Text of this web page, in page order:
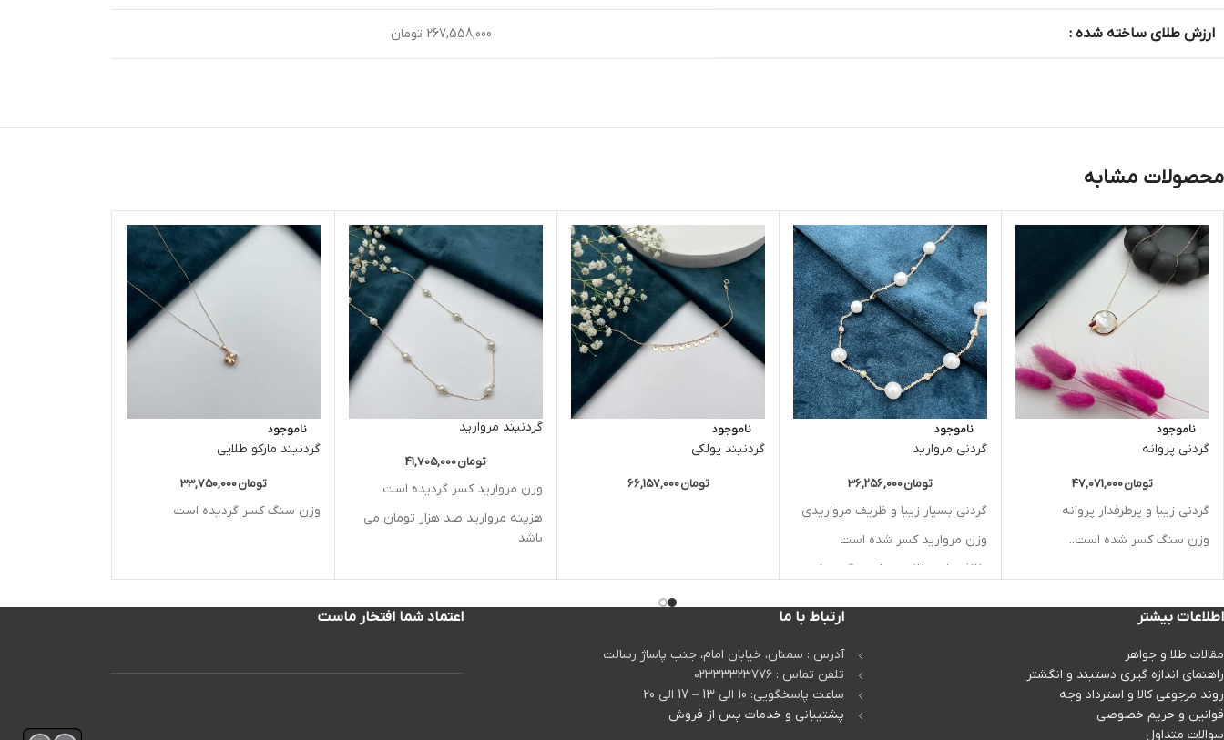
ارزش طلای ساخته شده : 267,558,000 تومان
محصولات مشابه
ناموجود
گردنی پروانه
تومان
گردنی زیبا و پرطرفدار پروانه
وزن سنگ کسر شده است..
ناموجود
گردنی مروارید
تومان
گردنی بسیار زیبا و ظریف مرواریدی
وزن مروارید کسر شده است
طلافروشی طلامین با بهره‌گیری از
می‌تواند طراحی‌های منحصر به فردی
را برای مشتریان خود ارائه دهد
ناموجود
گردنبند پولکی
تومان66,157,000
گردنبند مروارید
تومان
وزن مروارید کسر گردیده است
هزینه مروارید صد هزار تومان می
باشد
ناموجود
گردنبند مارکو طلایی
تومان
وزن سنگ کسر گردیده است
اطلاعات بیشتر
مقالات طلا و جواهر
راهنمای اندازه گیری دستبند و انگشتر
روند مرجوعی کالا و استرداد وجه
قوانین و حریم خصوصی
سوالات متداول
ارتباط با ما
آدرس : سمنان، خیابان امام، جنب پاساژ رسالت
تلفن تماس : ۰۲۳۳۳۳۲۳۷۷۶
ساعت پاسخگویی: 10 الی 13 – 17 الی 20
پشتیبانی و خدمات پس از فروش
اعتماد شما افتخار ماست